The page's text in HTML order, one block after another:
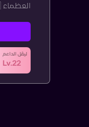
العظماء 🇸🇦
ليڤل الداعم
Lv.22